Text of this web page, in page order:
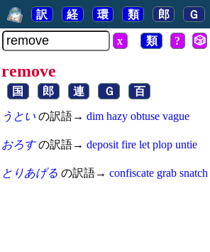
訳 経 環 類 郎 Ｇ
x 類 ? 🎲
remove
国 郎 連 Ｇ 百
うとい の訳語→ dim hazy obtuse vague
おろすの訳語→ deposit fire let plop untie
とりあげる の訳語→ confiscate grab snatch